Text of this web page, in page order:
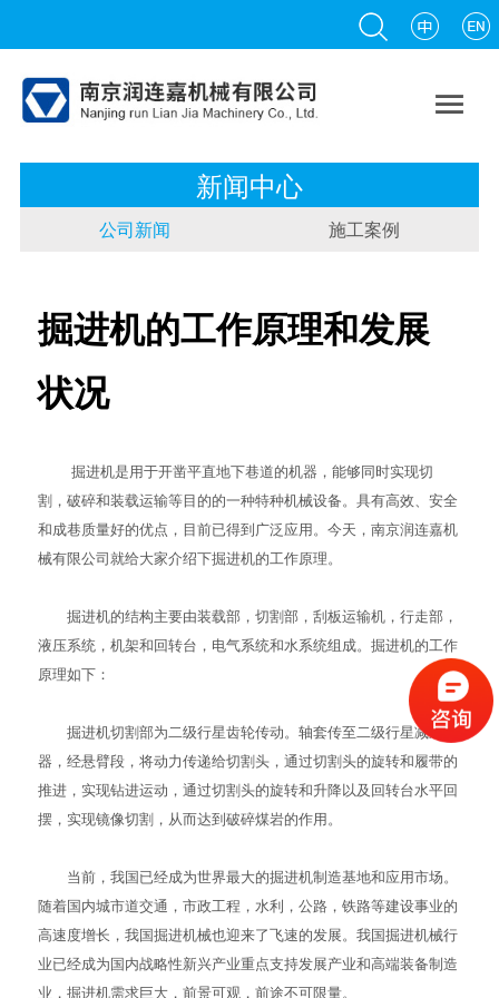

新闻中心
公司新闻 施工案例
掘进机的工作原理和发展
状况
掘进机是用于开凿平直地下巷道的机器，能够同时实现切
割，破碎和装载运输等目的的一种特种机械设备。具有高效、安全
和成巷质量好的优点，目前已得到广泛应用。今天，南京润连嘉机
械有限公司就给大家介绍下掘进机的工作原理。
掘进机的结构主要由装载部，切割部，刮板运输机，行走部，
液压系统，机架和回转台，电气系统和水系统组成。掘进机的工作
原理如下：
掘进机切割部为二级行星齿轮传动。轴套传至二级行星减速
器，经悬臂段，将动力传递给切割头，通过切割头的旋转和履带的
推进，实现钻进运动，通过切割头的旋转和升降以及回转台水平回
摆，实现镜像切割，从而达到破碎煤岩的作用。
当前，我国已经成为世界最大的掘进机制造基地和应用市场。
随着国内城市道交通，市政工程，水利，公路，铁路等建设事业的
高速度增长，我国掘进机械也迎来了飞速的发展。我国掘进机械行
业已经成为国内战略性新兴产业重点支持发展产业和高端装备制造
业，掘进机需求巨大，前景可观，前途不可限量。